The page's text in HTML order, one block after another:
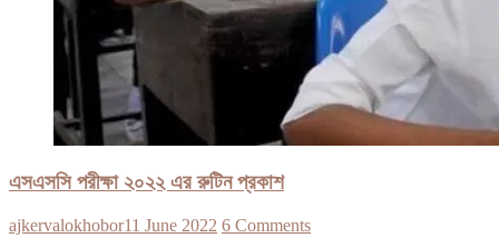
এসএসসি পরীক্ষা ২০২২ এর রুটিন প্রকাশ
ajkervalokhobor11 June 2022 6 Comments